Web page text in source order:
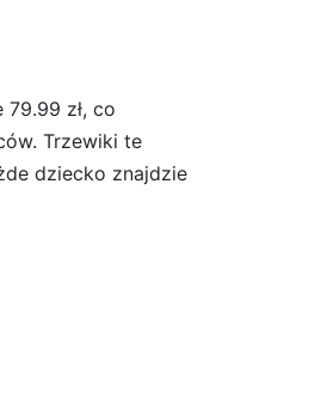
zł, co
Trzewiki te
dziecko znajdzie